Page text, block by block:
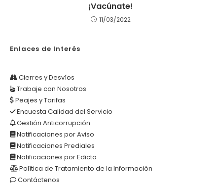
¡Vacúnate!
11/03/2022
Enlaces de Interés
Cierres y Desvíos
Trabaje con Nosotros
Peajes y Tarifas
Encuesta Calidad del Servicio
Gestión Anticorrupción
Notificaciones por Aviso
Notificaciones Prediales
Notificaciones por Edicto
Política de Tratamiento de la Información
Contáctenos